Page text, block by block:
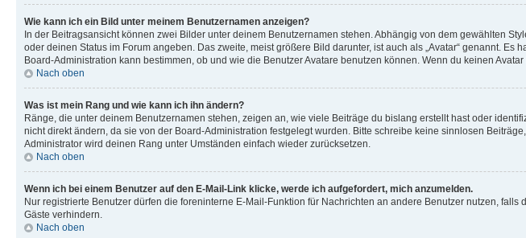
Wie kann ich ein Bild unter meinem Benutzernamen anzeigen?
In der Beitragsansicht können zwei Bilder unter deinem Benutzernamen stehen. Abhängig von dem gewählten
oder deinen Status im Forum angeben. Das zweite, meist größere Bild darunter, ist auch als „Avatar“ genannt.
Board-Administration kann bestimmen, ob und wie die Benutzer Avatare benutzen können. Wenn du keinen
Nach oben
Was ist mein Rang und wie kann ich ihn ändern?
Ränge, die unter deinem Benutzernamen stehen, zeigen an, wie viele Beiträge du bislang erstellt hast oder
nicht direkt ändern, da sie von der Board-Administration festgelegt wurden. Bitte schreibe keine sinnlosen
Administrator wird deinen Rang unter Umständen einfach wieder zurücksetzen.
Nach oben
Wenn ich bei einem Benutzer auf den E-Mail-Link klicke, werde ich aufgefordert, mich anzumelden.
Nur registrierte Benutzer dürfen die foreninterne E-Mail-Funktion für Nachrichten an andere Benutzer nutzen,
Gäste verhindern.
Nach oben